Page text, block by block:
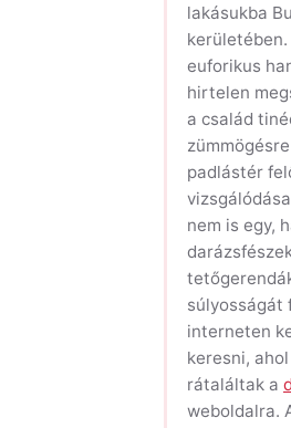
lakásukba
euforikus
hirtelen
a család
padlástér
nem is egy,
súlyosságát
interneten
keresni,
rátaláltak a
weboldalra.